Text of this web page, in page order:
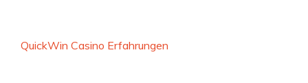
QuickWin Casino Erfahrungen